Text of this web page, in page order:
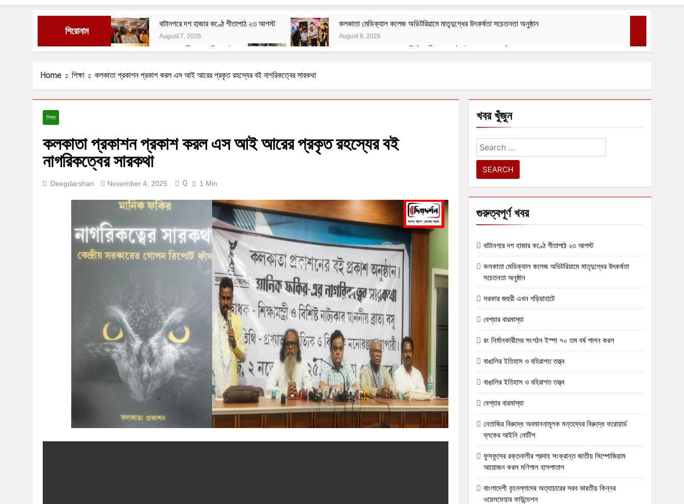
শিরোনাম
বাটানগরে দশ হাজার কণ্ঠে গীতাপাঠ ২৩ আগস্ট
August 7, 2026
কলকাতা মেডিক্যাল কলেজ অডিটরিয়ামে মাতৃদুগ্ধের উৎকর্ষতা সচেতনতা অনুষ্ঠান
August 6, 2026
সরকার জহুরী এখন গড়িয়াহাটে বেশ্যার বারমাস্যা রং নির্মানকারীদের সংগঠন ইস্পা ৭০ তম বর্ষ পালন করল
বাঙালির ইতিহাস ও বহিরাগত তত্ত্ব বাঙালির ইতিহাস ও বহিরাগত তত্ত্ব
নেতাজির বিরুদ্ধে অবমাননামূলক মন্তব্যের বিরুদ্ধে ফরোয়ার্ড ব্লকের আইনি নোটিশ
July 29, 2026
Home শিক্ষা কলকাতা প্রকাশন প্রকাশ করল এস আই আরের প্রকৃত রহস্যের বই নাগরিকত্বের সারকথা
শিক্ষা
কলকাতা প্রকাশন প্রকাশ করল এস আই আরের প্রকৃত রহস্যের বই
নাগরিকত্বের সারকথা
Deegdarshan November 4, 2025 0 1 Min
খবর খুঁজুন
Search
for:
গুরুত্বপূর্ণ খবর
বাটানগরে দশ হাজার কণ্ঠে গীতাপাঠ ২৩ আগস্ট
কলকাতা মেডিক্যাল কলেজ অডিটরিয়ামে মাতৃদুগ্ধের উৎকর্ষতা
সচেতনতা অনুষ্ঠান
সরকার জহুরী এখন গড়িয়াহাটে
বেশ্যার বারমাস্যা
রং নির্মানকারীদের সংগঠন ইস্পা ৭০ তম বর্ষ পালন করল
বাঙালির ইতিহাস ও বহিরাগত তত্ত্ব
বাঙালির ইতিহাস ও বহিরাগত তত্ত্ব
বেশ্যার বারমাস্যা
নেতাজির বিরুদ্ধে অবমাননামূলক মন্তব্যের বিরুদ্ধে ফরোয়ার্ড
ব্লকের আইনি নোটিশ
ফুসফুসের রক্তনালীর প্রদাহ সংক্রান্ত জাতীয় সিম্পোজিয়াম
আয়োজন করল মণিপাল হাসপাতাল
বাংলাদেশী বৃহনল্লাদের অত্যাচারের সরব ভারতীয় কিন্নর
ওয়েলফেয়ার ফাউন্ডেশন